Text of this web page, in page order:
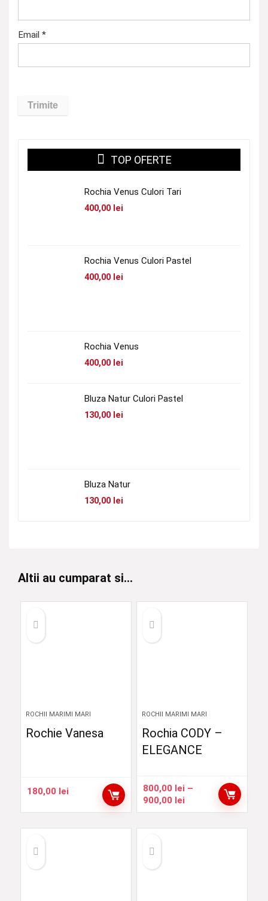
Email *
TOP OFERTE
Rochia Venus Culori Tari
400,00 lei
Rochia Venus Culori Pastel
400,00 lei
Rochia Venus
400,00 lei
Bluza Natur Culori Pastel
130,00 lei
Bluza Natur
130,00 lei
Altii au cumparat si...
ROCHII MARIMI MARI
Rochie Vanesa
180,00 lei
ROCHII MARIMI MARI
Rochia CODY –
ELEGANCE
800,00 lei –
900,00 leiInterval
de